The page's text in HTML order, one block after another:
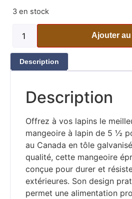
3 en stock
Ajouter
Description
Description
Offrez à vos lapins le
mangeoire à lapin de 5 ½
au Canada en tôle
qualité, cette mangeoire
conçue pour durer et
extérieures. Son design
permet une alimentation